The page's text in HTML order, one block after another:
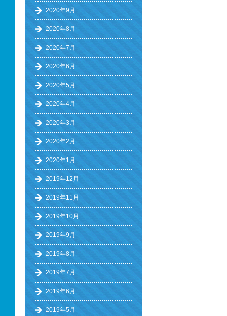
2020年9月
2020年8月
2020年7月
2020年6月
2020年5月
2020年4月
2020年3月
2020年2月
2020年1月
2019年12月
2019年11月
2019年10月
2019年9月
2019年8月
2019年7月
2019年6月
2019年5月